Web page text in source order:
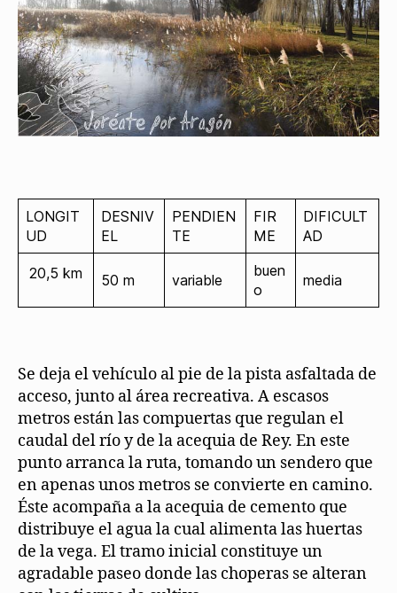
LONGIT
UD
DESNIV
EL
PENDIEN
TE
FIR
ME
DIFICULT
AD
20,5 km 50 m variable
buen
o
media
Se deja el vehículo al pie de la pista asfaltada de
acceso, junto al área recreativa. A escasos
metros están las compuertas que regulan el
caudal del río y de la acequia de Rey. En este
punto arranca la ruta, tomando un sendero que
en apenas unos metros se convierte en camino.
Éste acompaña a la acequia de cemento que
distribuye el agua la cual alimenta las huertas
de la vega. El tramo inicial constituye un
agradable paseo donde las choperas se alteran